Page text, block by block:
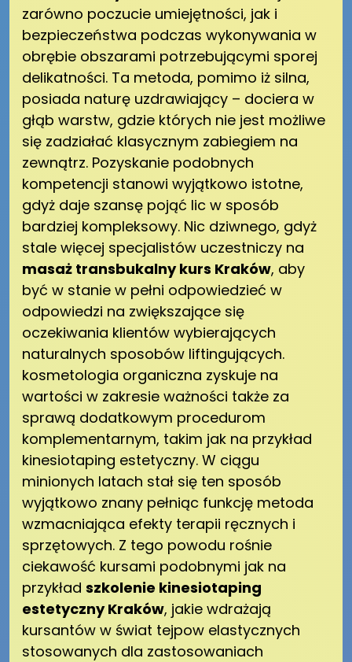
zarówno poczucie umiejętności, jak i
bezpieczeństwa podczas wykonywania w
obrębie obszarami potrzebującymi sporej
delikatności. Ta metoda, pomimo iż silna,
posiada naturę uzdrawiający – dociera w
głąb warstw, gdzie których nie jest możliwe
się zadziałać klasycznym zabiegiem na
zewnątrz. Pozyskanie podobnych
kompetencji stanowi wyjątkowo istotne,
gdyż daje szansę pojąć lic w sposób
bardziej kompleksowy. Nic dziwnego, gdyż
stale więcej specjalistów uczestniczy na
masaż transbukalny kurs Kraków, aby
być w stanie w pełni odpowiedzieć w
odpowiedzi na zwiększające się
oczekiwania klientów wybierających
naturalnych sposobów liftingujących.
kosmetologia organiczna zyskuje na
wartości w zakresie ważności także za
sprawą dodatkowym procedurom
komplementarnym, takim jak na przykład
kinesiotaping estetyczny. W ciągu
minionych latach stał się ten sposób
wyjątkowo znany pełniąc funkcję metoda
wzmacniająca efekty terapii ręcznych i
sprzętowych. Z tego powodu rośnie
ciekawość kursami podobnymi jak na
przykład szkolenie kinesiotaping
estetyczny Kraków, jakie wdrażają
kursantów w świat tejpow elastycznych
stosowanych dla zastosowaniach